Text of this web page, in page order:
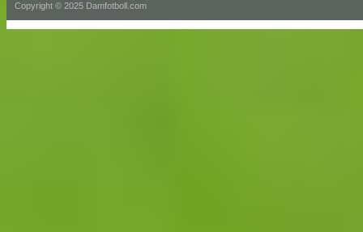
Copyright © 2025 Damfotboll.com